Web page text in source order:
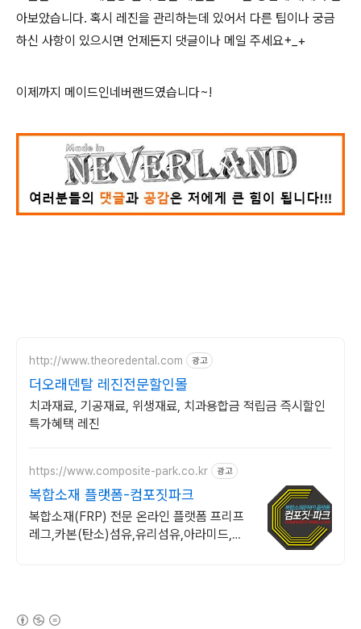
아보았습니다. 혹시 레진을 관리하는데 있어서 다른 팁이나 궁금
하신 사항이 있으시면 언제든지 댓글이나 메일 주세요+_+
이제까지 메이드인네버랜드였습니다~!
http://www.theoredental.com 광고
더오래덴탈 레진전문할인몰
치과재료, 기공재료, 위생재료, 치과용합금 적립금 즉시할인
특가혜택 레진
https://www.composite-park.co.kr 광고
복합소재 플랫폼-컴포짓파크
복합소재(FRP) 전문 온라인 플랫폼 프리프
레그,카본(탄소)섬유,유리섬유,아라미드,에